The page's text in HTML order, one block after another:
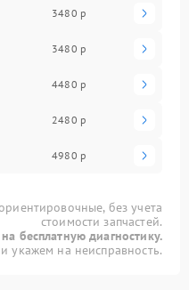
3480 р
3480 р
4480 р
2480 р
4980 р
без учета
стоимости запчастей.
бесплатную диагностику.
укажем на неисправность.